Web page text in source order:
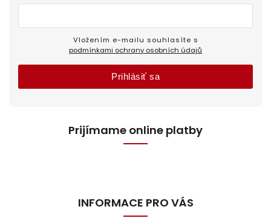
podmínkami ochrany osobních údajů
Prihlásiť sa
Prijímame online platby
INFORMACE PRO VÁS